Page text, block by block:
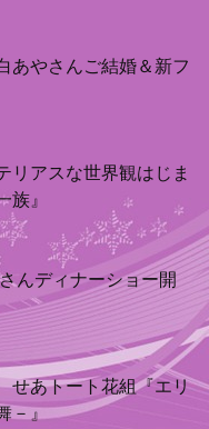
やさんご結婚＆新フ
リアスな世界観はじま
』
んディナーショー開
あトート花組『エリ
－』